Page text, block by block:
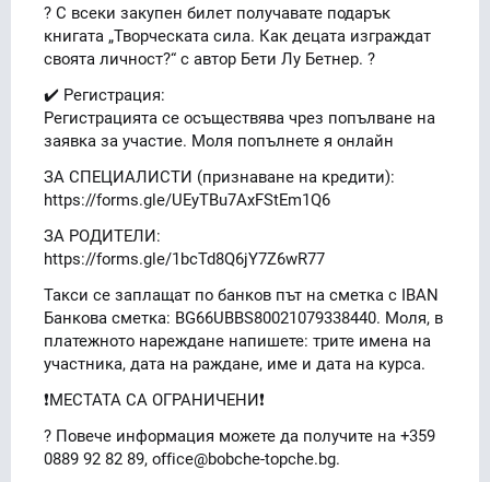
? С всеки закупен билет получавате подарък
книгата „Творческата сила. Как децата изграждат
своята личност?“ с автор Бети Лу Бетнер. ?
✔️ Регистрация:
Регистрацията се осъществява чрез попълване на
заявка за участие. Моля попълнете я онлайн
ЗА СПЕЦИАЛИСТИ (признаване на кредити):
https://forms.gle/UEyTBu7AxFStEm1Q6
ЗА РОДИТЕЛИ:
https://forms.gle/1bcTd8Q6jY7Z6wR77
Такси се заплащат по банков път на сметка с IBAN
Банкова сметка: BG66UBBS80021079338440. Моля, в
платежното нареждане напишете: трите имена на
участника, дата на раждане, име и дата на курса.
❗️МЕСТАТА СА ОГРАНИЧЕНИ❗️
? Повече информация можете да получите на +359
0889 92 82 89, office@bobche-topche.bg.